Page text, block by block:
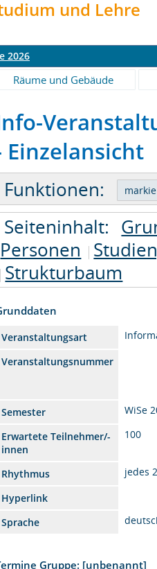
und Lehre
2026
Räume und Gebäude
Einzelansicht
Funktionen:
Seiteninhalt:
Personen
Strukturbaum
Veranstaltungsart
Veranstaltungsnummer
Semester
WiSe
Erwartete Teilnehmer/-
innen
100
Rhythmus
jedes
Hyperlink
Sprache
Gruppe: [unbenannt]